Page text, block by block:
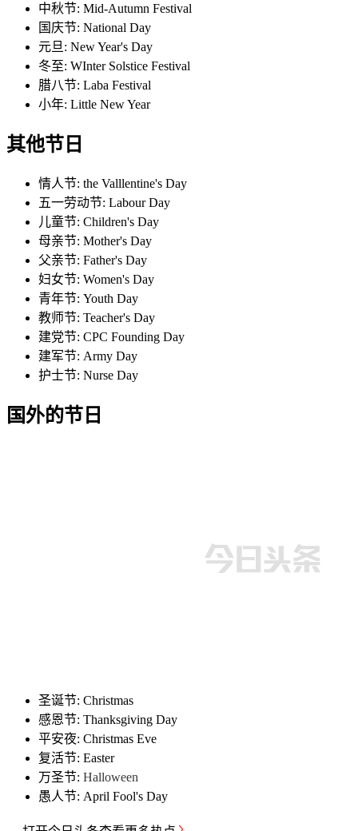
中秋节: Mid-Autumn Festival
国庆节: National Day
元旦: New Year's Day
冬至: WInter Solstice Festival
腊八节: Laba Festival
小年: Little New Year
其他节日
情人节: the Valllentine's Day
五一劳动节: Labour Day
儿童节: Children's Day
母亲节: Mother's Day
父亲节: Father's Day
妇女节: Women's Day
青年节: Youth Day
教师节: Teacher's Day
建党节: CPC Founding Day
建军节: Army Day
护士节: Nurse Day
国外的节日
圣诞节: Christmas
感恩节: Thanksgiving Day
平安夜: Christmas Eve
复活节: Easter
万圣节: Halloween
愚人节: April Fool's Day